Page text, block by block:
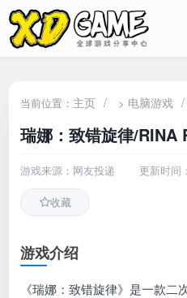
当前位置： 主页 / > 电脑游戏 /
瑞娜：致错旋律/RINA
游戏来源：网友投递 更新时间
收藏
游戏介绍
《瑞娜：致错旋律》是一款